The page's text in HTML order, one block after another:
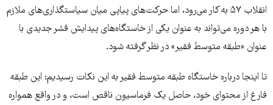
انقلاب ۵۷ به کار می‌رود، اما حرکت‌های پیاپی میان سیاستگذاری‌های ملازم
با هر دوره می‌تواند به عنوان یکی از خاستگاه‌های پیدایش قشر جدیدی با
عنوان «طبقه متوسط فقیر» در نظر گرفته شود.
تا اینجا درباره خاستگاه طبقه متوسط فقیر به این نکات رسیدیم: این طبقه
فارغ از محتوای خود، حاصل یک فرماسیون ناقص است، و در واقع همواره